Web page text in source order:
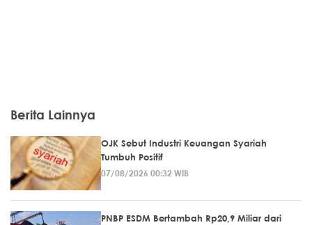
Berita Lainnya
OJK Sebut Industri Keuangan Syariah
Tumbuh Positif
07/08/2026 00:32 WIB
PNBP ESDM Bertambah Rp20,9 Miliar dari